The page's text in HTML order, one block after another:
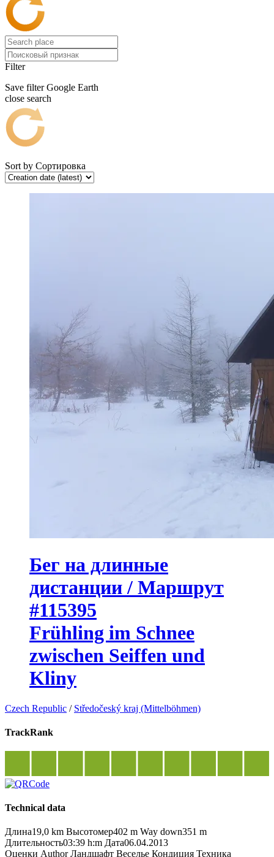
Filter
Save filter Google Earth
close search
Sort by Сортировка
Бег на длинные
дистанции / Маршрут
#115395
Frühling im Schnee
zwischen Seiffen und
Kliny
Czech Republic / Středočeský kraj (Mittelböhmen)
TrackRank
Technical data
Длина19,0 km Высотомер402 m Way down351 m
Длительность03:39 h:m Дата06.04.2013
Оценки Author Ландшафт Веселье Кондиция Техника